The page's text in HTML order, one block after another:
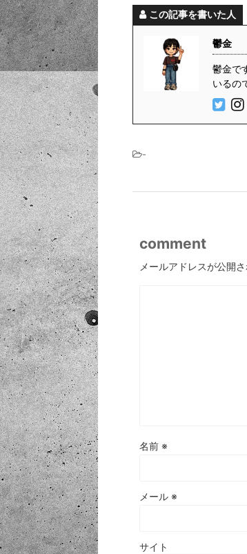
この記事を書いた人
鬱金
鬱金で
いるの
-
comment
メールアドレスが公開
名前 ※
メール ※
サイト